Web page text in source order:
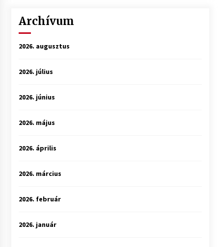
Archívum
2026. augusztus
2026. július
2026. június
2026. május
2026. április
2026. március
2026. február
2026. január